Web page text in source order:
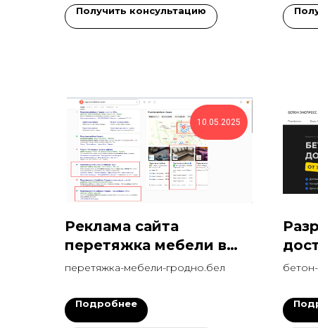
Получить консультацию
10.05.2025
Реклама сайта
перетяжка мебели в
Гродно поиск + РСЯ, 65
перетяжка-мебели-гродно.бел
Подробнее